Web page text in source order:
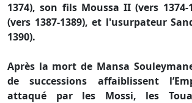
1374), son fils Moussa II (vers
(vers 1387-1389), et l'usurpateur
1390).
Après la mort de Mansa
de successions affaiblissent
attaqué par les Mossi, les